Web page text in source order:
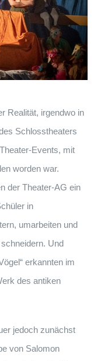
Realität, irgendwo in
Schlosstheaters
Events, mit
worden war.
der Theater-AG ein
in
umarbeiten und
Und
erkannten im
des antiken
jedoch zunächst
von Salomon